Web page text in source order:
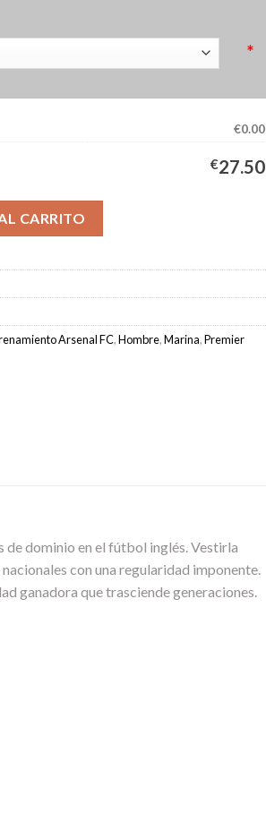
*
€0.00
€27.50
2025/2026 cantidad
CARRITO
Arsenal FC,Hombre,Marina,Premier
de dominio en el fútbol inglés. Vestirla
con una regularidad imponente.
ganadora que trasciende generaciones.